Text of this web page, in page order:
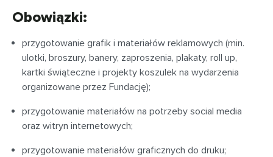
Obowiązki:
przygotowanie grafik i materiałów reklamowych (min.
ulotki, broszury, banery, zaproszenia, plakaty, roll up,
kartki świąteczne i projekty koszulek na wydarzenia
organizowane przez Fundację);
przygotowanie materiałów na potrzeby social media
oraz witryn internetowych;
przygotowanie materiałów graficznych do druku;